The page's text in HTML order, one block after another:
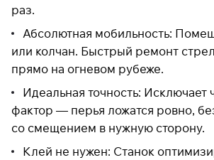
раз.
Абсолютная мобильность:
или колчан. Быстрый ремонт
прямо на огневом рубеже.
Идеальная точность: Исключает
фактор — перья ложатся ровно,
со смещением в нужную сторону.
Клей не нужен: Станок